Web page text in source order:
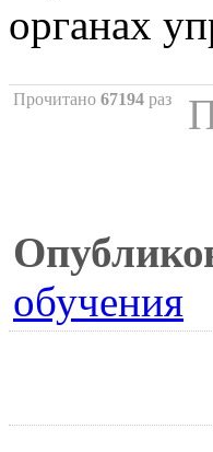
органах
Прочитано 67194 раз
обучения